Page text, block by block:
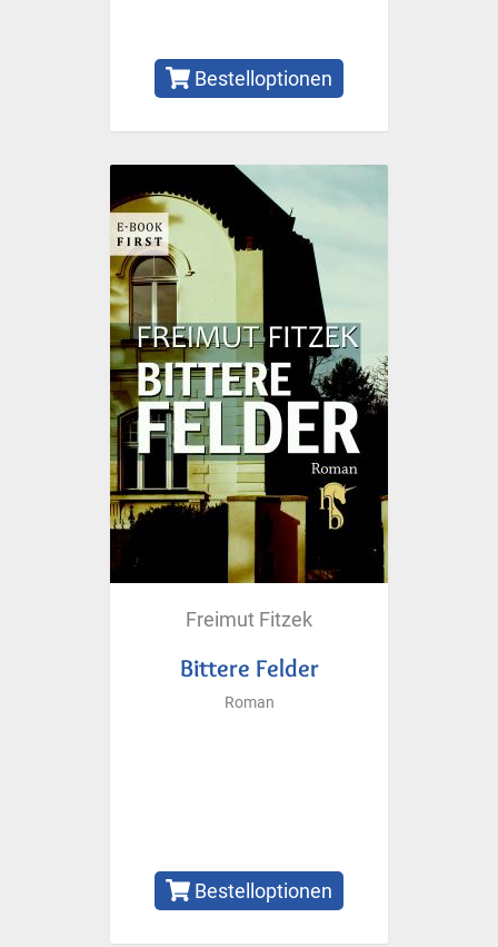
Bestelloptionen
Freimut Fitzek
Bittere Felder
Roman
Bestelloptionen